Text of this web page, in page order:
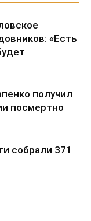
«Есть
получил
посмертно
собрали 371